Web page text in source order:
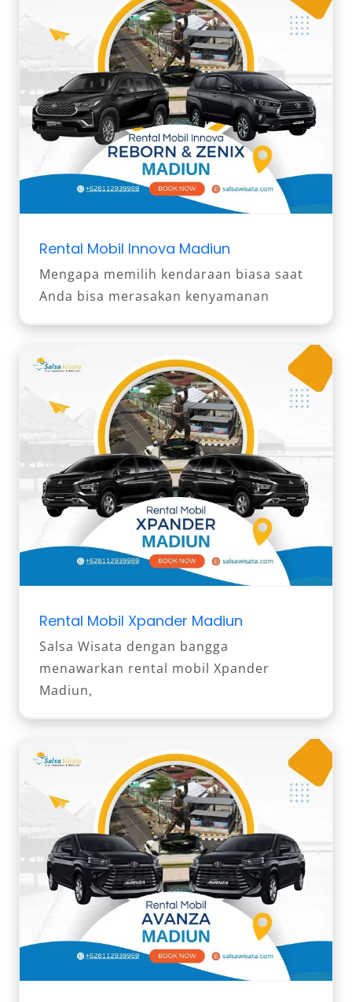
Rental Mobil Innova Madiun
Mengapa memilih kendaraan biasa saat
Anda bisa merasakan kenyamanan
Rental Mobil Xpander Madiun
Salsa Wisata dengan bangga
menawarkan rental mobil Xpander
Madiun,